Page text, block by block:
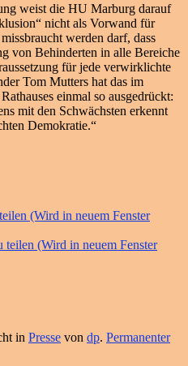
weist die HU Marburg darauf
nicht als Vorwand für
werden darf, dass
von Behinderten in alle Bereiche
für jede verwirklichte
Tom Mutters hat das im
einmal so ausgedrückt:
mit den Schwächsten erkennt
Demokratie.“
(Wird in neuem Fenster
(Wird in neuem Fenster
in Presse von dp. Permanenter